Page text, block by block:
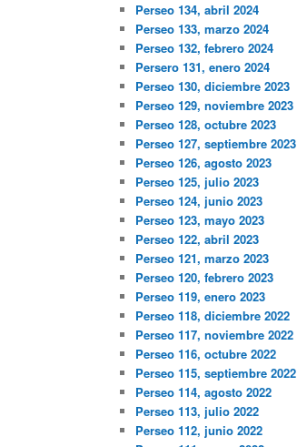
Perseo 134, abril 2024
Perseo 133, marzo 2024
Perseo 132, febrero 2024
Persero 131, enero 2024
Perseo 130, diciembre 2023
Perseo 129, noviembre 2023
Perseo 128, octubre 2023
Perseo 127, septiembre 2023
Perseo 126, agosto 2023
Perseo 125, julio 2023
Perseo 124, junio 2023
Perseo 123, mayo 2023
Perseo 122, abril 2023
Perseo 121, marzo 2023
Perseo 120, febrero 2023
Perseo 119, enero 2023
Perseo 118, diciembre 2022
Perseo 117, noviembre 2022
Perseo 116, octubre 2022
Perseo 115, septiembre 2022
Perseo 114, agosto 2022
Perseo 113, julio 2022
Perseo 112, junio 2022